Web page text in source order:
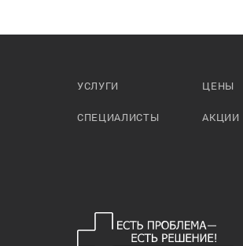
УСЛУГИ
СПЕЦИАЛИСТЫ
ЦЕНЫ
АКЦИИ